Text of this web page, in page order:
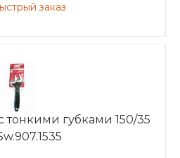
заказ
тонкими губками 150/35